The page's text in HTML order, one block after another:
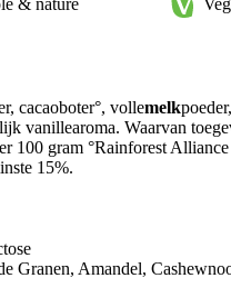
& nature
cacaoboter°, vollemelk
vanillearoma. Waarvan
100 gram °Rainforest
15%.
Granen, Amandel,